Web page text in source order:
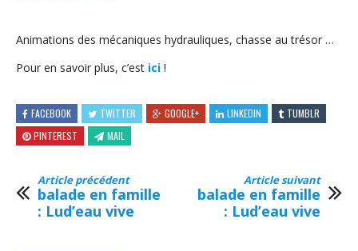
Animations des mécaniques hydrauliques, chasse au trésor …
Pour en savoir plus, c’est ici !
FACEBOOK TWITTER GOOGLE+ LINKEDIN
TUMBLR
PINTEREST
MAIL
Article précédent
balade en famille
: Lud’eau vive
Article suivant
balade en famille
: Lud’eau vive